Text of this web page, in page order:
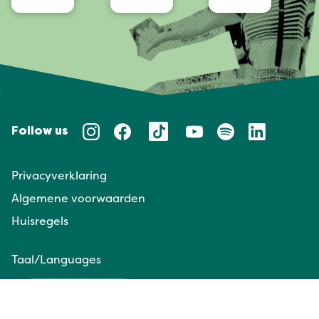
Follow us
Privacyverklaring
Algemene voorwaarden
Huisregels
Taal/Languages